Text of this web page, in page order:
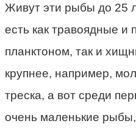
Живут эти рыбы до 25
есть как травоядные и
планктоном, так и
крупнее, например,
треска, а вот среди
очень маленькие рыбы,